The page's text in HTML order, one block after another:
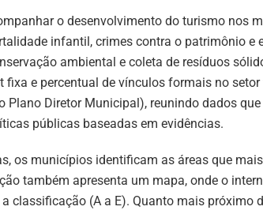
o desenvolvimento do turismo nos
infantil, crimes contra o patrimônio e
ambiental e coleta de resíduos
fixa e percentual de vínculos formais no
Plano Diretor Municipal), reunindo dados
públicas baseadas em evidências.
os municípios identificam as áreas que
também apresenta um mapa, onde o
classificação (A a E). Quanto mais próximo